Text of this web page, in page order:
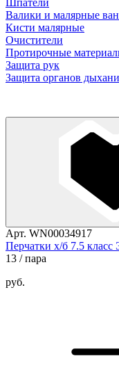
Шпатели
Валики и малярные
Кисти малярные
Очистители
Протирочные
Защита рук
Защита органов
Арт. WN00034917
Перчатки х/б 7.5
13 / пара
руб.